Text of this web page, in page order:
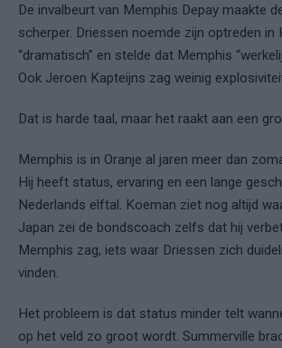
De invalbeurt van Memphis Depay maakte
scherper. Driessen noemde zijn optreden
“dramatisch” en stelde dat Memphis
Ook Jeroen Kapteijns zag weinig
Dat is harde taal, maar het raakt aan een
Memphis is in Oranje al jaren meer dan
Hij heeft status, ervaring en een lange
Nederlands elftal. Koeman ziet nog altijd
Japan zei de bondscoach zelfs dat hij
Memphis zag, iets waar Driessen zich
vinden.
Het probleem is dat status minder telt
op het veld zo groot wordt. Summerville